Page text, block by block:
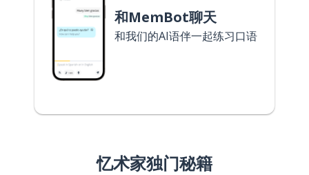
和MemBot聊天
和我们的AI语伴一起练习口语
忆术家独门秘籍